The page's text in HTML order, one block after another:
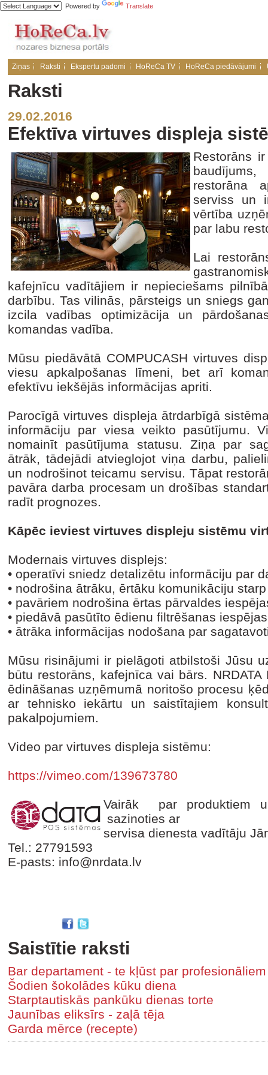
Powered by Translate
Ziņas Raksti Ekspertu padomi HoReCa TV HoReCa piedāvājumi
Raksti
29.02.2016
Efektīva virtuves displeja
Restorāns
restorāna
serviss un
vērtība
par labu
Lai
kafejnīcu vadītājiem ir nepieciešams
darbību. Tas vilinās, pārsteigs un sniegs
izcila vadības optimizācija un
komandas vadība.
Mūsu piedāvātā COMPUCASH virtuves
viesu apkalpošanas līmeni, bet arī
efektīvu iekšējās informācijas apriti.
Parocīgā virtuves displeja ātrdarbīgā
informāciju par viesa veikto pasūtījumu.
nomainīt pasūtījuma statusu. Ziņa par
ātrāk, tādejādi atvieglojot viņa darbu,
un nodrošinot teicamu servisu. Tāpat
pavāra darba procesam un drošības
radīt prognozes.
Kāpēc ieviest virtuves displeju sistēmu
Modernais virtuves displejs:
• operatīvi sniedz detalizētu informāciju par
• nodrošina ātrāku, ērtāku komunikāciju
• pavāriem nodrošina ērtas pārvaldes
• piedāvā pasūtīto ēdienu filtrēšanas
• ātrāka informācijas nodošana par
Mūsu risinājumi ir pielāgoti atbilstoši Jūsu
būtu restorāns, kafejnīca vai bārs.
ēdināšanas uzņēmumā noritošo procesu
ar tehnisko iekārtu un saistītajiem
pakalpojumiem.
Video par virtuves displeja sistēmu:
https://vimeo.com/139673780
Vairāk par produktiem
sazinoties ar
servisa dienesta vadītāju
Tel.: 27791593
E-pasts: info@nrdata.lv
Saistītie raksti
Bar departament - te kļūst par
Šodien šokolādes kūku diena
Starptautiskās pankūku dienas torte
Jaunības eliksīrs - zaļā tēja
Garda mērce (recepte)